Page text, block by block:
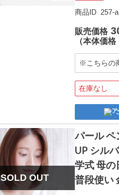
商品ID 257-
販売価格
（本体価格
※こちらの
在庫なし
SOLD OUT
パール ペ
UP シル
学式 母の
普段使い